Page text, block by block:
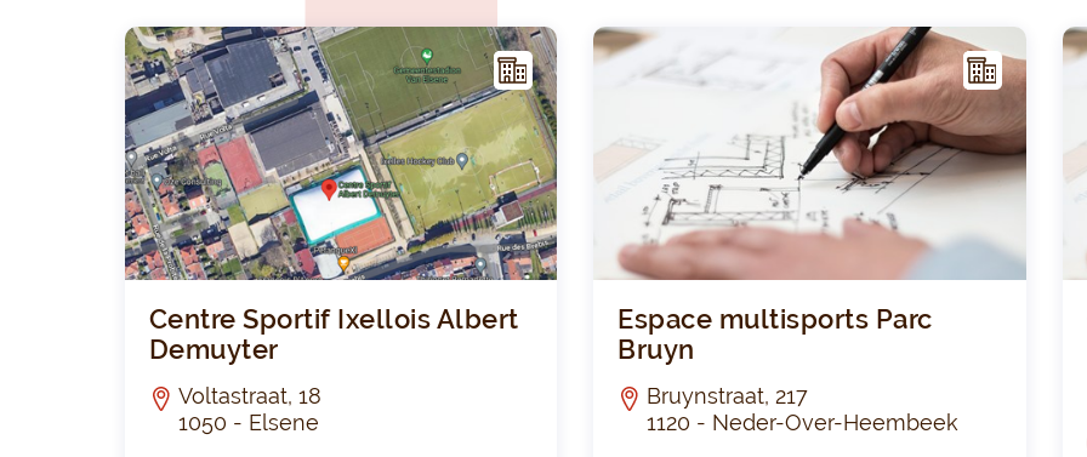
I
NFR
AST
RUC
TUU
R
Centre Sportif Ixellois Albert
Demuyter
Voltastraat, 18
1050 - Elsene
NFR
AST
RUC
Espace multisports Parc
Bruyn
Bruynstraat, 217
1120 - Neder-Over-Heembeek